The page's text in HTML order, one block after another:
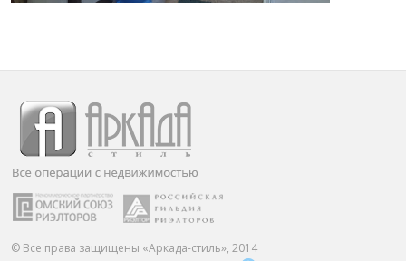
© Все права защищены «Аркада-стиль», 2014